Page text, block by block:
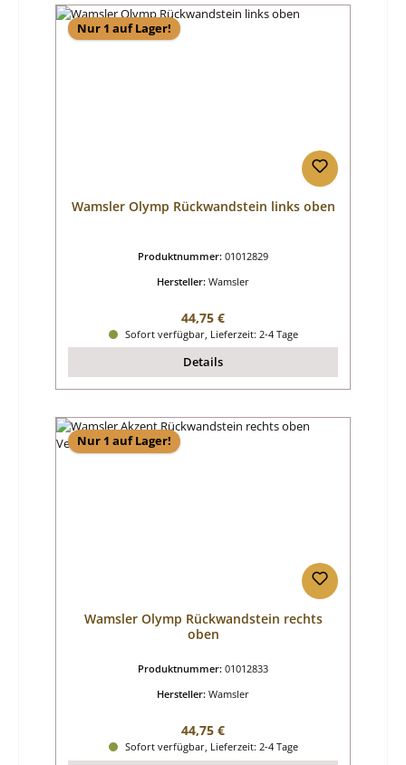
Nur 1 auf Lager!
Wamsler Olymp Rückwandstein links oben
Produktnummer: 01012829
Hersteller: Wamsler
Regulärer Preis:
44,75 €
Sofort verfügbar, Lieferzeit: 2-4 Tage
Details
Nur 1 auf Lager!
Wamsler Olymp Rückwandstein rechts
oben
Produktnummer: 01012833
Hersteller: Wamsler
Regulärer Preis:
44,75 €
Sofort verfügbar, Lieferzeit: 2-4 Tage